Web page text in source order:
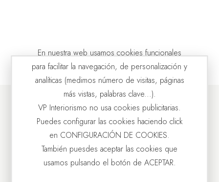
En nuestra web usamos cookies funcionales
para facilitar la navegación, de personalización y
analíticas (medimos número de visitas, páginas
más vistas, palabras clave...).
VP Interiorismo no usa cookies publicitarias.
Puedes configurar las cookies haciendo click
en CONFIGURACIÓN DE COOKIES.
También puesdes aceptar las cookies que
usamos pulsando el botón de ACEPTAR.